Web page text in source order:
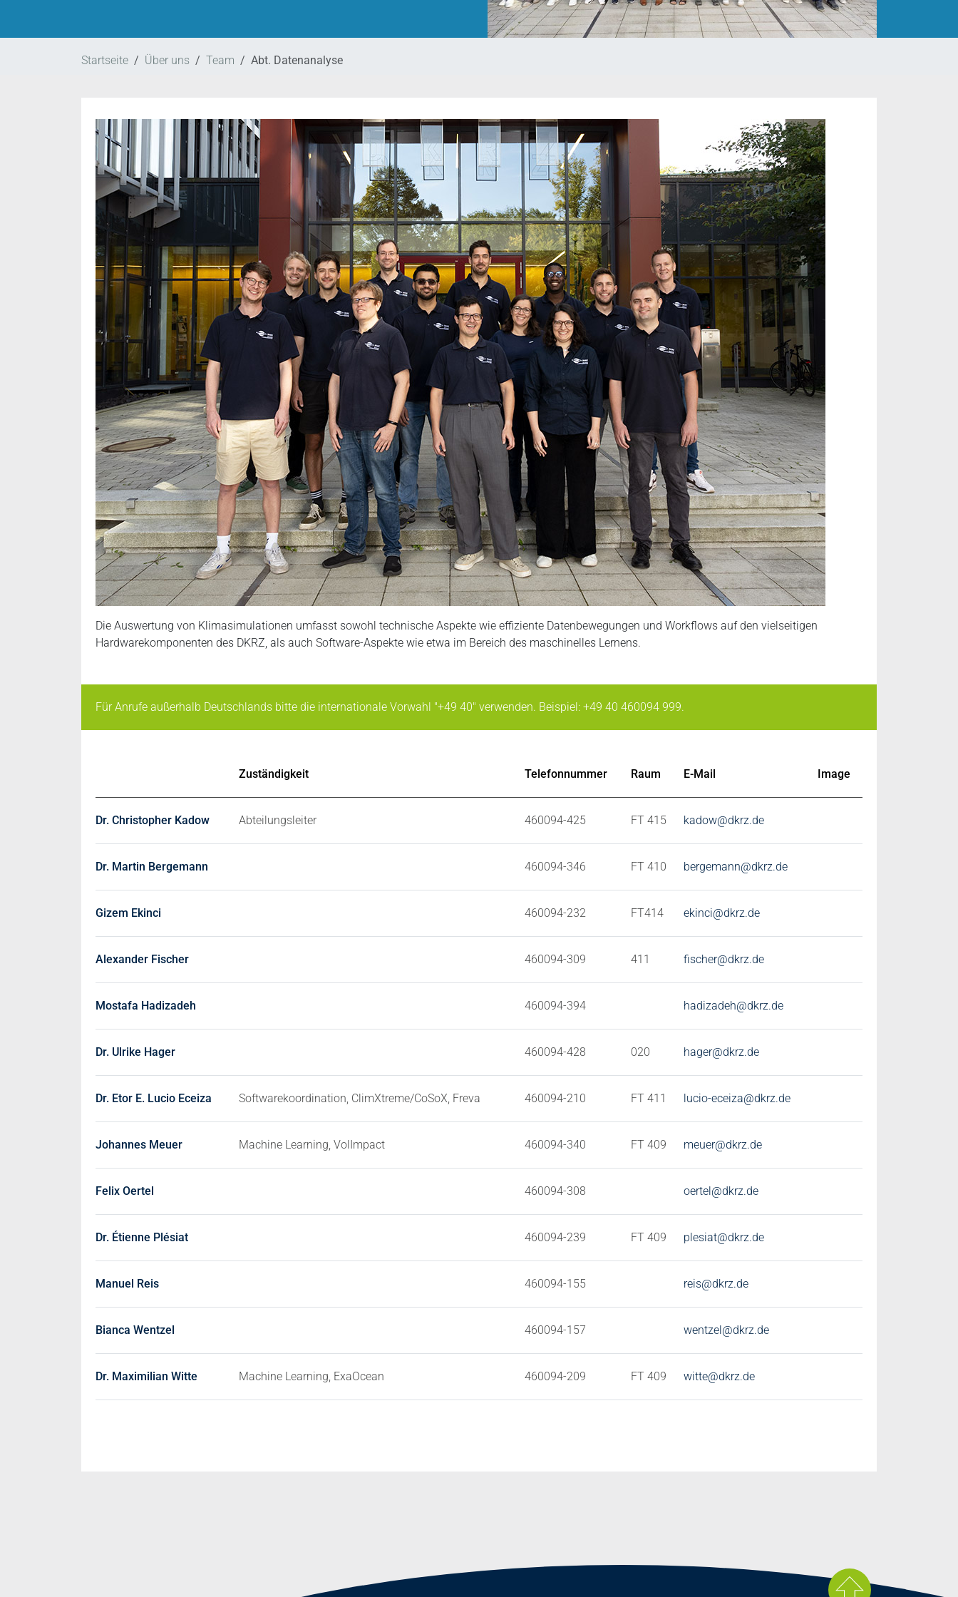
Startseite Über uns Team Abt. Datenanalyse
Die Auswertung von Klimasimulationen umfasst sowohl technische Aspekte wie effiziente Datenbewegungen und Workflows auf den vielseitigen
Hardwarekomponenten des DKRZ, als auch Software-Aspekte wie etwa im Bereich des maschinelles Lernens.
Für Anrufe außerhalb Deutschlands bitte die internationale Vorwahl "+49 40" verwenden. Beispiel: +49 40 460094 999.
Zuständigkeit Telefonnummer Raum E-Mail Image
Dr. Christopher Kadow Abteilungsleiter 460094-425 FT 415 kadow@dkrz.de
Dr. Martin Bergemann 460094-346 FT 410 bergemann@dkrz.de
Gizem Ekinci 460094-232 FT414 ekinci@dkrz.de
Alexander Fischer 460094-309 411 fischer@dkrz.de
Mostafa Hadizadeh 460094-394 hadizadeh@dkrz.de
Dr. Ulrike Hager 460094-428 020 hager@dkrz.de
Dr. Etor E. Lucio Eceiza Softwarekoordination, ClimXtreme/CoSoX, Freva 460094-210 FT 411 lucio-eceiza@dkrz.de
Johannes Meuer Machine Learning, VolImpact 460094-340 FT 409 meuer@dkrz.de
Felix Oertel 460094-308 oertel@dkrz.de
Dr. Étienne Plésiat 460094-239 FT 409 plesiat@dkrz.de
Manuel Reis 460094-155 reis@dkrz.de
Bianca Wentzel 460094-157 wentzel@dkrz.de
Dr. Maximilian Witte Machine Learning, ExaOcean 460094-209 FT 409 witte@dkrz.de